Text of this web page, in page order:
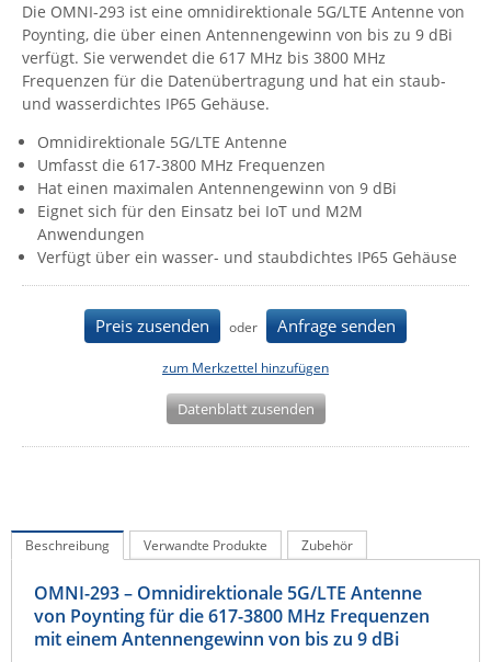
Gude
Guntermann & Drunck
High Sec Labs
Icron
IEC Lock
Ihse
Kerlink
Kramer Electronics
KVM TEC
Milesight
Panorama Antennas
PatchSee
Power Kingdom
Die OMNI-293 ist eine omnidirektionale 5G/LTE Antenne von
Poynting, die über einen Antennengewinn von bis zu 9 dBi
verfügt. Sie verwendet die 617 MHz bis 3800 MHz
Frequenzen für die Datenübertragung und hat ein staub-
und wasserdichtes IP65 Gehäuse.
Omnidirektionale 5G/LTE Antenne
Umfasst die 617-3800 MHz Frequenzen
Hat einen maximalen Antennengewinn von 9 dBi
Eignet sich für den Einsatz bei IoT und M2M
Anwendungen
Verfügt über ein wasser- und staubdichtes IP65 Gehäuse
Preis zusenden oder Anfrage senden
zum Merkzettel hinzufügen
Datenblatt zusenden
Beschreibung Verwandte Produkte Zubehör
OMNI-293 – Omnidirektionale 5G/LTE Antenne
von Poynting für die 617-3800 MHz Frequenzen
mit einem Antennengewinn von bis zu 9 dBi